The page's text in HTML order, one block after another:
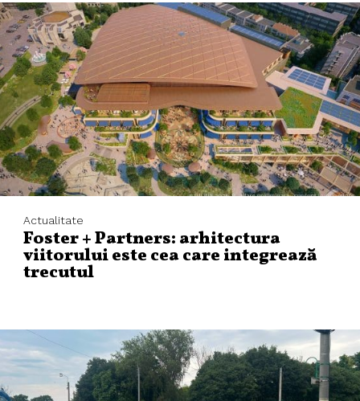
Actualitate
Foster + Partners: arhitectura
viitorului este cea care integrează
trecutul